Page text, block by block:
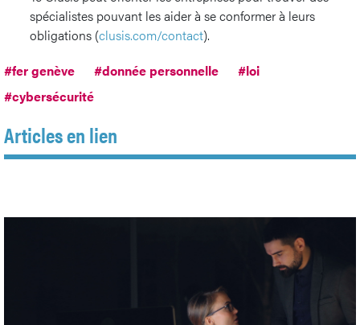
spécialistes pouvant les aider à se conformer à leurs
obligations (clusis.com/contact).
#fer genève
#donnée personnelle
#loi
#cybersécurité
Articles en lien